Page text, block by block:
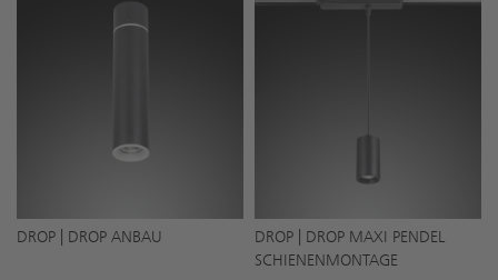
DROP | DROP ANBAU
DROP | DROP MAXI PENDEL
SCHIENENMONTAGE